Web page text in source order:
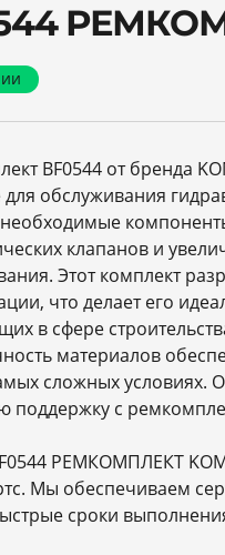
BF0544 от бренда
обслуживания
необходимые
клапанов и
Этот комплект
что делает его
в сфере
материалов
сложных условиях.
поддержку с
РЕМКОМПЛЕКТ
Мы обеспечиваем
сроки